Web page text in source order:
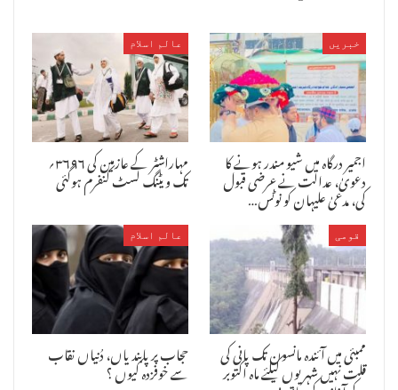
مدرسے کے خزانچی آس محمدسے بات چیت کرنے پران کا کہنا تھاکہ ’’
انہدامی کارروائی پر اس قدرافسوس ہے کہ اسے بیان کرنا مشکل ہے۔کل تک
جہاںسجدہ کیا کرتے تھے،آج وہاں ملبہ پڑا ہوا ہے ۔ جب بھی جاتے
ہیں،دیکھ کردل روتا ہے۔ ‘‘ انہوںنے یہ بھی کہاکہ ’ ’ اس تعلق سے وکلاء سے
صلاح ومشورہ کیا جارہا ہے ۔ ان کی جانب سے جو رہنمائی کی جائے گی
اورٹرسٹیان کےباہمی مشورے میں جو طے ہوگا اس کے مطابق قانونی لڑائی
کے لئے آگے بڑھا جائے گا۔‘‘مدرسے کے سکریٹری شعبان علی شیخ نے بتایا کہ
’’ فور ی طور پرکوئی فیصلہ نہیںکیا گیا ہے ،صرف صلاح ومشورہ کیا جارہا
ہے۔ان کے مطابق ان حالات میںاگلا قدم بہت سوچ سمجھ کراٹھانا ہے کیونکہ
ایک دفعہ تواتنا بڑا نقصان ہوچکا ہے ،آئندہ ایسا نہ ہو، جوبھی کام کیا
جائے وہ اتنا ٹھوس ہو کہ پھر کوئی اندیشہ نہ رہے
خبریں
اجمیر درگاہ میں شیو مندر ہونے کا
دعویٰ، عدالت نے عرضی قبول
کی، مدعیٰ علیہان کو نوٹس…
عالم اسلام
مہاراشٹر کے عازمین کی ۳۶۹۶؍
تک ویٹنگ لسٹ کنفرم ہوگئی
قومی
ممبئی میں آئندہ مانسون تک پانی کی
قلت نہیں شہریوں کیلئے ماہ اکتوبر
عالم اسلام
حجاب پر پابندیاں، دُنیاں نقاب
سے خوفزدہ کیوں ؟